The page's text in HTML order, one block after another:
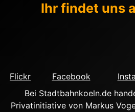
Ihr findet uns
Flickr Facebook
Bei Stadtbahnkoeln.de
Privatinitiative von Markus